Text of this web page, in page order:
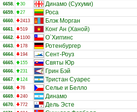
6658. 30 Динамо (Сухуми)
6659. 27 Роса
6660. 2413 Блэк Морган
6661. 519 Конг Ан (Ханой)
6662. 1100 О`Хиггинс
6663. 178 Ротенбургер
6664. 194 Сент-Роуз
6665. 155 Святы Юр
6666. 231 Грин Бэй
6667. 124 Тристан Суарес
6668. 76 Селье и Белло
6669. 240 Динамо
6670. 772 Дель Эсте